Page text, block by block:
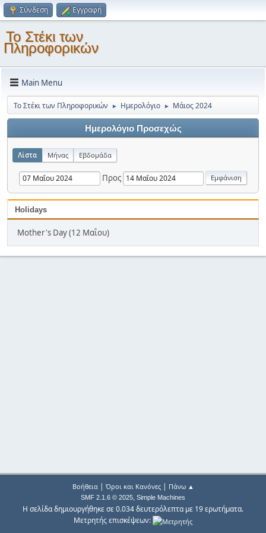
Σύνδεση Εγγραφή
Το Στέκι των
Πληροφορικών
Main Menu
Το Στέκι των Πληροφορικών ► Ημερολόγιο ► Μάιος 2024
Ημερολόγιο Προσεχώς
Λίστα Μήνας Εβδομάδα
Προς
Holidays
Mother's Day (12 Μαΐου)
Βοήθεια| Όροι και Κανόνες| Πάνω ▲
SMF 2.1.6 © 2025, Simple Machines
Η σελίδα δημιουργήθηκε σε 0.034 δευτερόλεπτα με 19 ερωτήματα.
Μετρητής επισκέψεων: